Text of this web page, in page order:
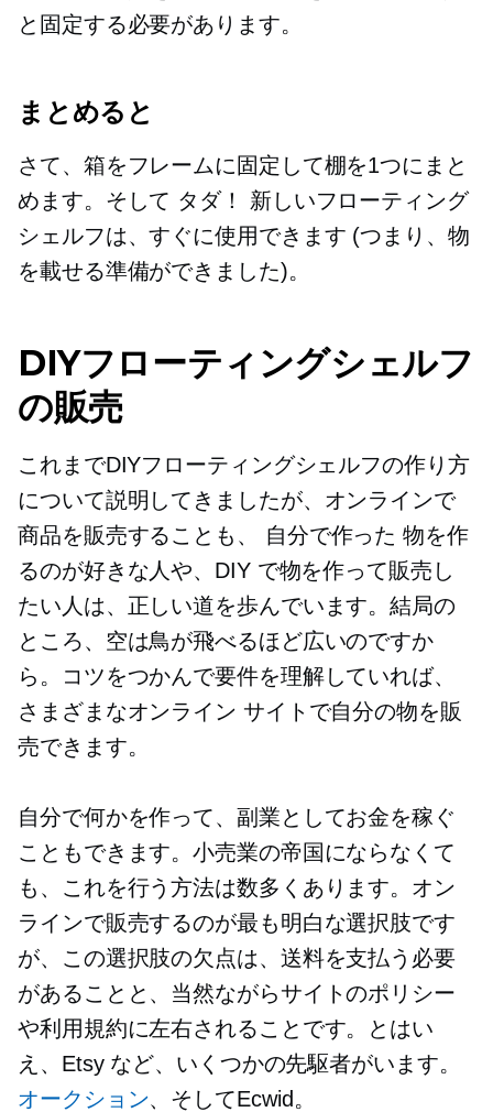
と固定する必要があります。
まとめると
さて、箱をフレームに固定して棚を1つにまと
めます。そして タダ！
新しいフローティング
シェルフは、すぐに使用できます (つまり、物
を載せる準備ができました)。
DIYフローティングシェルフ
の販売
これまでDIYフローティングシェルフの作り方
について説明してきましたが、オンラインで
商品を販売することも、 自分で作った 物を作
るのが好きな人や、DIY で物を作って販売し
たい人は、正しい道を歩んでいます。結局の
ところ、空は鳥が飛べるほど広いのですか
ら。コツをつかんで要件を理解していれば、
さまざまなオンライン サイトで自分の物を販
売できます。
自分で何かを作って、副業としてお金を稼ぐ
こともできます。小売業の帝国にならなくて
も、これを行う方法は数多くあります。オン
ラインで販売するのが最も明白な選択肢です
が、この選択肢の欠点は、送料を支払う必要
があることと、当然ながらサイトのポリシー
や利用規約に左右されることです。とはい
え、Etsy など、いくつかの先駆者がいます。
オークション、そしてEcwid。